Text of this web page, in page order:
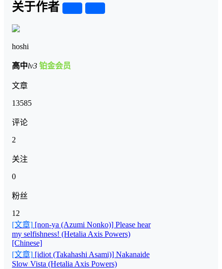
关于作者
hoshi
高中lv3 铂金会员
文章
13585
评论
2
关注
0
粉丝
12
[文章] [non-ya (Azumi Nonko)] Please hear
my selfishness! (Hetalia Axis Powers)
[Chinese]
[文章] [idiot (Takahashi Asami)] Nakanaide
Slow Vista (Hetalia Axis Powers)